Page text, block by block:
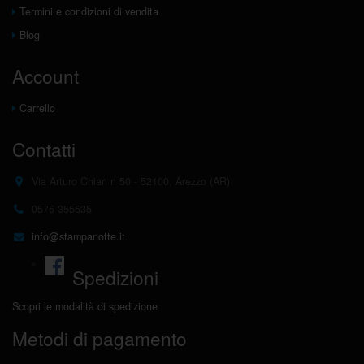
Termini e condizioni di vendita
Blog
Account
Carrello
Contatti
info@stampanotte.it
Spedizioni
Scopri le modalità di spedizione
Metodi di pagamento